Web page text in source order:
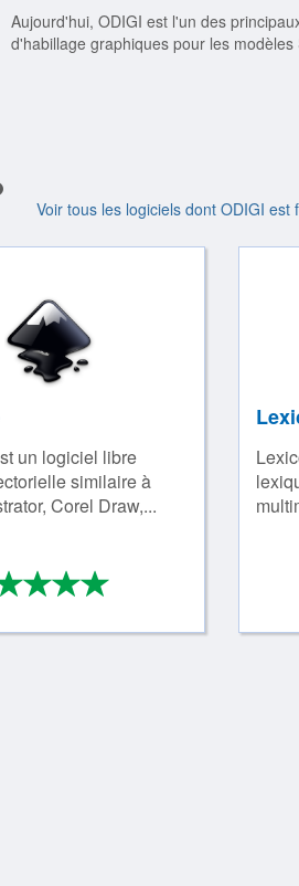
Aujourd'hui, ODIGI est l'un des
d'habillage graphiques pour les modèles
Voir tous les logiciels dont ODIGI est
un logiciel libre
similaire à
Corel Draw,...
****
4/4